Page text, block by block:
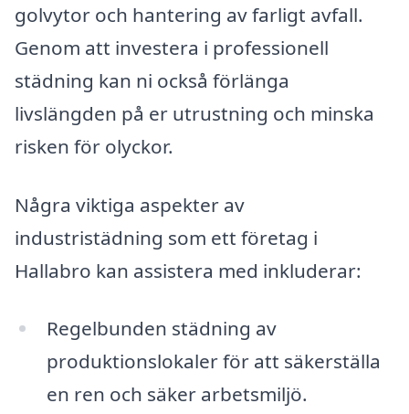
golvytor och hantering av farligt avfall.
Genom att investera i professionell
städning kan ni också förlänga
livslängden på er utrustning och minska
risken för olyckor.
Några viktiga aspekter av
industristädning som ett företag i
Hallabro kan assistera med inkluderar:
Regelbunden städning av
produktionslokaler för att säkerställa
en ren och säker arbetsmiljö.